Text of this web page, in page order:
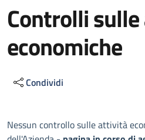
Controlli
economiche
Condividi
Descrizione
Nessun controllo sulle attività